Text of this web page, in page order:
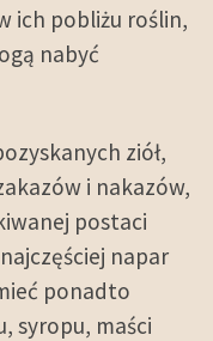
ich pobliżu roślin,
nabyć
ziół,
i nakazów,
postaci
napar
ponadto
syropu, maści